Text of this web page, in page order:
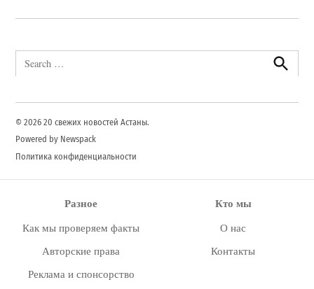
Search
for:
Search
© 2026 20 свежих новостей Астаны.
Powered by Newspack
Политика конфиденциальности
Разное
Как мы проверяем факты
Авторские права
Реклама и спонсорство
Кто мы
О нас
Контакты